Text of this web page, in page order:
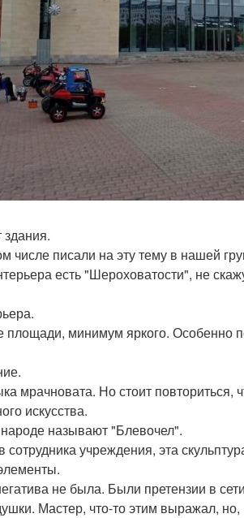
здания.
числе писали на эту тему в нашей
есть "Шероховатости", не
минимум яркого. Особенно
мрачновата. Но стоит повториться,
искусства.
называют "Блевочел".
учреждения, эта
не была. Были претензии в
Мастер, что-то этим выражал,